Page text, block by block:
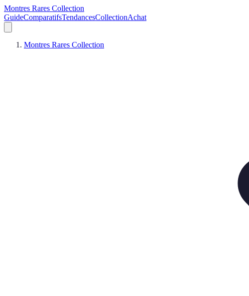
Montres Rares Collection
GuideComparatifsTendancesCollectionAchat
Montres Rares Collection